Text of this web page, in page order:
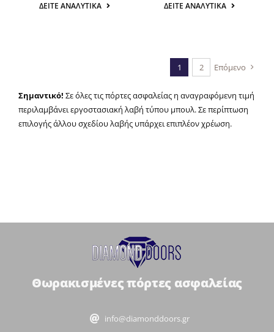
ΔΕΊΤΕ ΑΝΑΛΥΤΙΚΆ ΔΕΊΤΕ ΑΝΑΛΥΤΙΚΆ
1 2 Επόμενο
Σημαντικό! Σε όλες τις πόρτες ασφαλείας η αναγραφόμενη τιμή
περιλαμβάνει εργοστασιακή λαβή τύπου μπουλ. Σε περίπτωση
επιλογής άλλου σχεδίου λαβής υπάρχει επιπλέον χρέωση.
Θωρακισμένες πόρτες ασφαλείας
info@diamonddoors.gr